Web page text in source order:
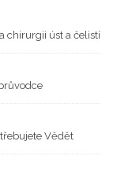
chirurgii úst a čelistí
Vědět